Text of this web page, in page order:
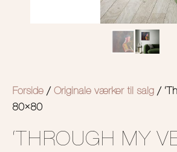
Forside / Originale værker til salg /
80×80
‘THROUGH MY